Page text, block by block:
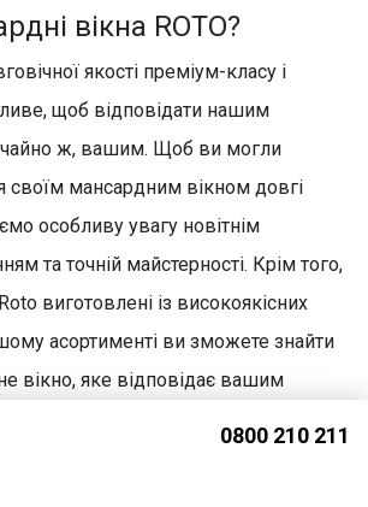
вікна ROTO?
якості преміум-класу і
щоб відповідати нашим
ж, вашим. Щоб ви могли
своїм мансардним вікном довгі
особливу увагу новітнім
та точній майстерності. Крім того,
виготовлені із високоякісних
асортименті ви зможете знайти
вікно, яке відповідає вашим
– від розміру, дизайну до
0800 210 211